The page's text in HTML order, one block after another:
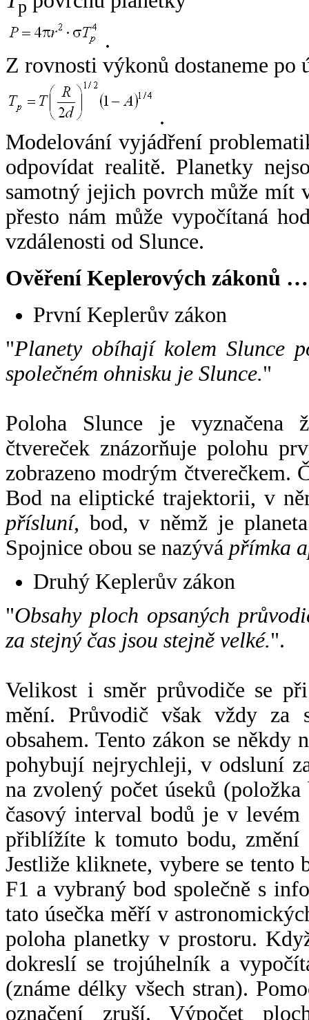
p
.
Z rovnosti výkonů dostaneme po
.
Modelování vyjádření
odpovídat realitě. Planetky
samotný jejich povrch může mít
přesto nám může vypočítaná
vzdálenosti od Slunce.
Ověření Keplerových zákonů …
První Keplerův zákon
"Planety obíhají kolem Slunce
společném ohnisku je Slunce."
Poloha Slunce je vyznačena
čtvereček znázorňuje polohu
zobrazeno modrým čtverečkem.
Bod na eliptické trajektorii, v
přísluní, bod, v němž je
Spojnice obou se nazývá přímka
Druhý Keplerův zákon
"Obsahy ploch opsaných
za stejný čas jsou stejně velké.".
Velikost i směr průvodiče se
mění. Průvodič však vždy za
obsahem. Tento zákon se někdy
pohybují nejrychleji, v odsluní
na zvolený počet úseků
časový interval bodů je v
přiblížíte k tomuto bodu,
Jestliže kliknete, vybere se tento
F1 a vybraný bod společně s
tato úsečka měří v
poloha planetky v prostoru.
dokreslí se trojúhelník a
(známe délky všech stran).
označení zruší. Výpočet